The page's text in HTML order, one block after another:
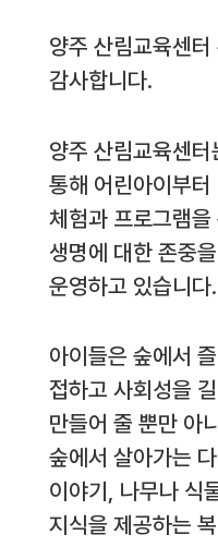
양주 산림교육센
감사합니다.
양주 산림교육센
통해 어린아이부
체험과 프로그램
생명에 대한 존중
운영하고 있습니다.
아이들은 숲에서
접하고 사회성을
만들어 줄 뿐만 아
숲에서 살아가는
이야기, 나무나 식
지식을 제공하는